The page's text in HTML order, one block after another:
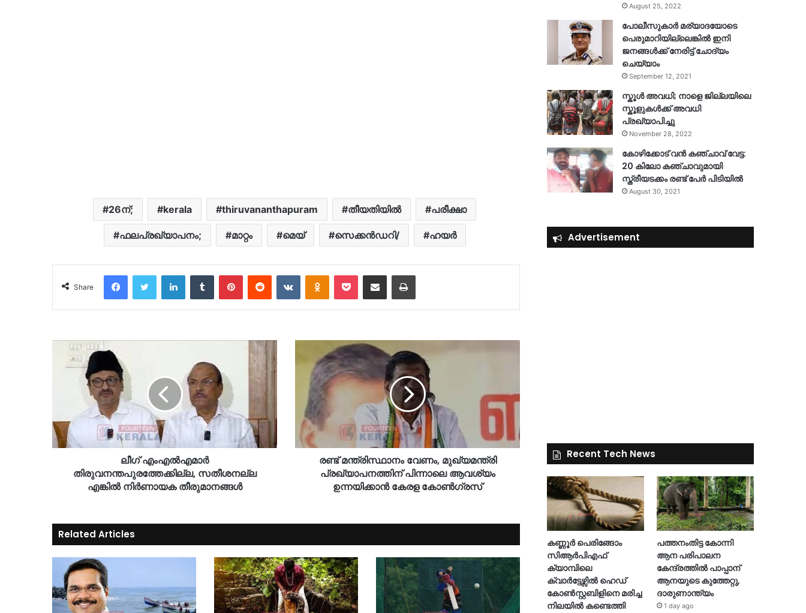
26ന്; kerala thiruvananthapuram തീയതിയില്‍ പരീക്ഷാ
ഫലപ്രഖ്യാപനം; മാറ്റം മെയ് സെക്കൻഡറി/ ഹയർ
Share
FacebookTwitter LinkedInTumblr PinterestReddit VKontakteOdnoklassniki
Pocket Share via Email Print
ലീഗ് എംഎൽഎമാർ
തിരുവനന്തപുരത്തേക്കില്ല, സതീശനല്ല
എങ്കിൽ നിർണായക തീരുമാനങ്ങൾ
രണ്ട് മന്ത്രിസ്ഥാനം വേണം, മുഖ്യമന്ത്രി
പ്രഖ്യാപനത്തിന് പിന്നാലെ ആവശ്യം
ഉന്നയിക്കാൻ കേരള കോൺഗ്രസ്
Related Articles
August 25, 2022
പോലീസുകാര്‍ മര്യാദയോടെ
പെരുമാറിയില്ലെങ്കില്‍ ഇനി
ജനങ്ങള്‍ക്ക് നേരിട്ട് ചോദ്യം
ചെയ്യാം
September 12, 2021
സ്കൂൾ അവധി; നാളെ ജില്ലയിലെ
സ്കൂളുകൾക്ക് അവധി
പ്രഖ്യാപിച്ചു
November 28, 2022
കോഴിക്കോട് വൻ കഞ്ചാവ് വേട്ട:
20 കിലോ കഞ്ചാവുമായി
സ്ത്രീയടക്കം രണ്ട് പേർ പിടിയിൽ
August 30, 2021
Advertisement
Recent Tech News
കണ്ണൂർ പെരിങ്ങോം
സിആർപിഎഫ്
ക്യാമ്പിലെ
ക്വാർട്ടേഴ്സിൽ ഹെഡ്
കോൺസ്റ്റബിളിനെ മരിച്ച
നിലയിൽ കണ്ടെത്തി
പത്തനംതിട്ട കോന്നി
ആന പരിപാലന
കേന്ദ്രത്തിൽ പാപ്പാന്
ആനയുടെ കുത്തേറ്റു,
ദാരുണാന്ത്യം
1 day ago